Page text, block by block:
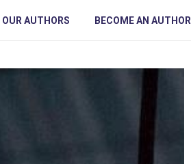
OUR AUTHORS BECOME AN AUTHOR